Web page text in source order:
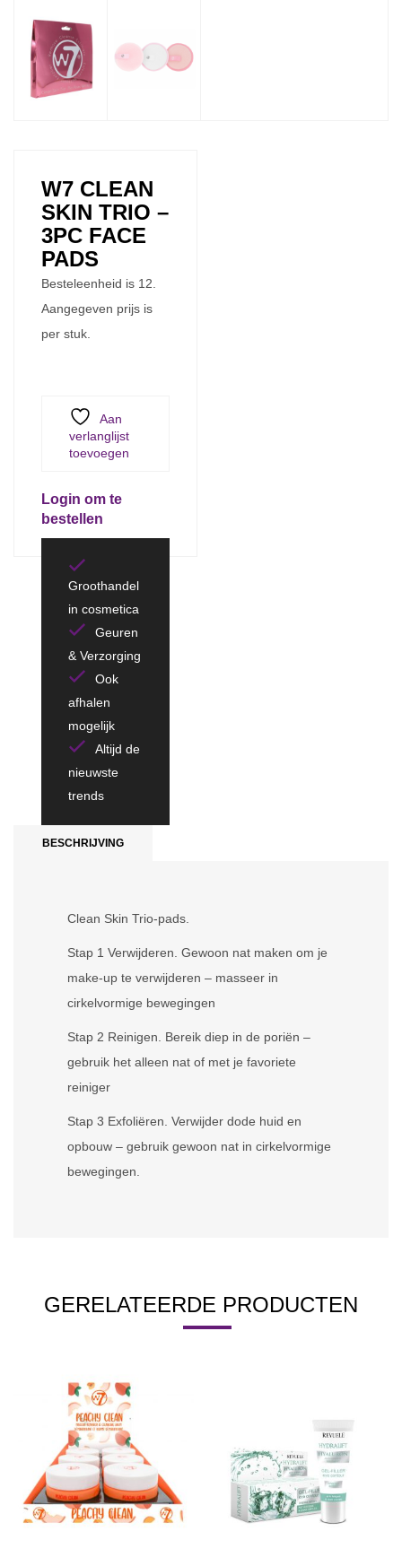
W7 CLEAN
SKIN TRIO –
3PC FACE
PADS
Besteleenheid is 12.
Aangegeven prijs is
per stuk.
Aan
verlanglijst
toevoegen
Login om te
bestellen
Groothandel
in cosmetica
Geuren
& Verzorging
Ook
afhalen
mogelijk
Altijd de
nieuwste
trends
BESCHRIJVING
Clean Skin Trio-pads.
Stap 1 Verwijderen. Gewoon nat maken om je
make-up te verwijderen – masseer in
cirkelvormige bewegingen
Stap 2 Reinigen. Bereik diep in de poriën –
gebruik het alleen nat of met je favoriete
reiniger
Stap 3 Exfoliëren. Verwijder dode huid en
opbouw – gebruik gewoon nat in cirkelvormige
bewegingen.
GERELATEERDE PRODUCTEN